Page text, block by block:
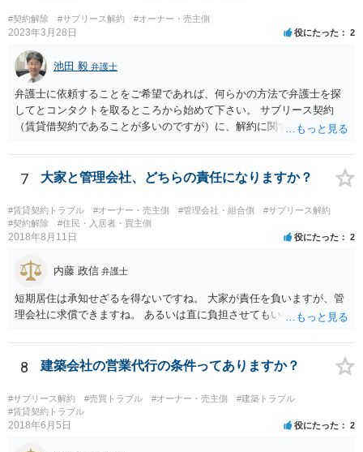
#契約解除 #サブリース解約 #オーナー・売主側
2023年3月28日 役にたった 2
池田 毅 弁護士
弁護士に依頼することをご希望であれば、何らかの方法で弁護士を探
してとコンタクトを取るところから始めて下さい。 サブリース契約
（賃貸借契約であることが多いのですが）に、解約に関する条項が記
用する必要性について、どれだけ説得的に主張できるかの材料を集め
てください。 事案毎の個別性が強いので、結論はわかりかねますが、
7 大家と管理会社、どちらの責任になりますか？
#賃貸契約トラブル #オーナー・売主側 #管理会社・組合側
#サブリース解約
#契約解除
#住民・入居者・買主側
2018年8月11日 役にたった 2
内藤 政信 弁護士
短期居住は承知せざるを得ないですね。 大家が責任を負いますが、管
理会社に求償できますね。 あるいは直に負担させてもいいでしょう。
8 建築会社の営業代行の条件ってありますか？
#サブリース解約 #売買トラブル #オーナー・売主側
#建築トラブル
#賃貸契約トラブル
2018年6月5日 役にたった 2